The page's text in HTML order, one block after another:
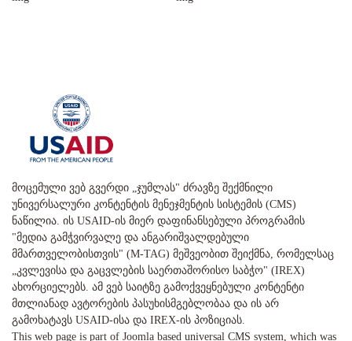
მოცემული ვებ გვერდი „ჯუმლას" ძრავზე შექმნილი
უნივერსალური კონტენტის მენეჯმენტის სისტემის (CMS)
ნაწილია. ის USAID-ის მიერ დაფინანსებული პროგრამის
"მედია გამჭვირვალე და ანგარიშვალდებული
მმართველობისთვის" (M-TAG) მეშვეობით შეიქმნა, რომელსაც
„კვლევისა და გაცვლების საერთაშორისო საბჭო" (IREX)
ახორციელებს. ამ ვებ საიტზე გამოქვეყნებული კონტენტი
მთლიანად ავტორების პასუხისმგებლობაა და ის არ
გამოხატავს USAID-ისა და IREX-ის პოზიციას.
This web page is part of Joomla based universal CMS system, which was